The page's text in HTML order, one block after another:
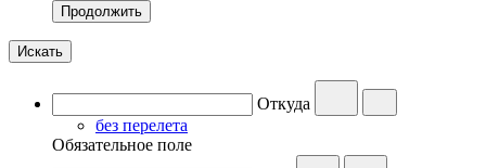
Продолжить
Искать
Откуда
без перелета
Обязательное поле